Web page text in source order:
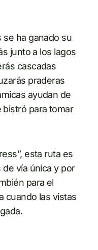
se ha ganado su
junto a los lagos
cascadas
praderas
ayudan de
bistró para tomar
esta ruta es
vía única y por
para el
cuando las vistas